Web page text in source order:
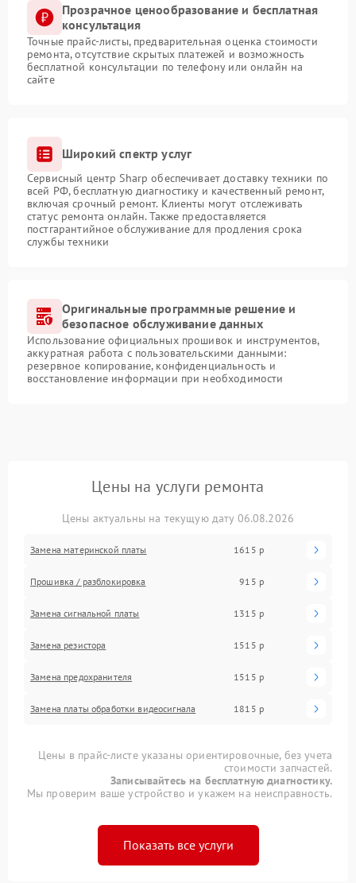
Прозрачное ценообразование и бесплатная
консультация
Точные прайс-листы, предварительная оценка стоимости
ремонта, отсутствие скрытых платежей и возможность
бесплатной консультации по телефону или онлайн на
сайте
Широкий спектр услуг
Сервисный центр Sharp обеспечивает доставку техники по
всей РФ, бесплатную диагностику и качественный ремонт,
включая срочный ремонт. Клиенты могут отслеживать
статус ремонта онлайн. Также предоставляется
постгарантийное обслуживание для продления срока
службы техники
Оригинальные программные решение и
безопасное обслуживание данных
Использование официальных прошивок и инструментов,
аккуратная работа с пользовательскими данными:
резервное копирование, конфиденциальность и
восстановление информации при необходимости
Цены на услуги ремонта
Цены актуальны на текущую дату 06.08.2026
Замена материнской платы 1615 р
Прошивка / разблокировка 915 р
Замена сигнальной платы 1315 р
Замена резистора 1515 р
Замена предохранителя 1515 р
Замена платы обработки видеосигнала 1815 р
Цены в прайс-листе указаны ориентировочные, без учета
стоимости запчастей.
Записывайтесь на бесплатную диагностику.
Мы проверим ваше устройство и укажем на неисправность.
Показать все услуги